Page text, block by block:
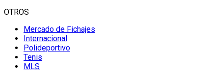
OTROS
Mercado de Fichajes
Internacional
Polideportivo
Tenis
MLS